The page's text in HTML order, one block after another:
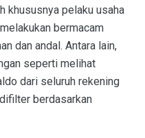
khususnya pelaku usaha
bermacam
dan andal. Antara lain,
seperti melihat
dari seluruh rekening
berdasarkan